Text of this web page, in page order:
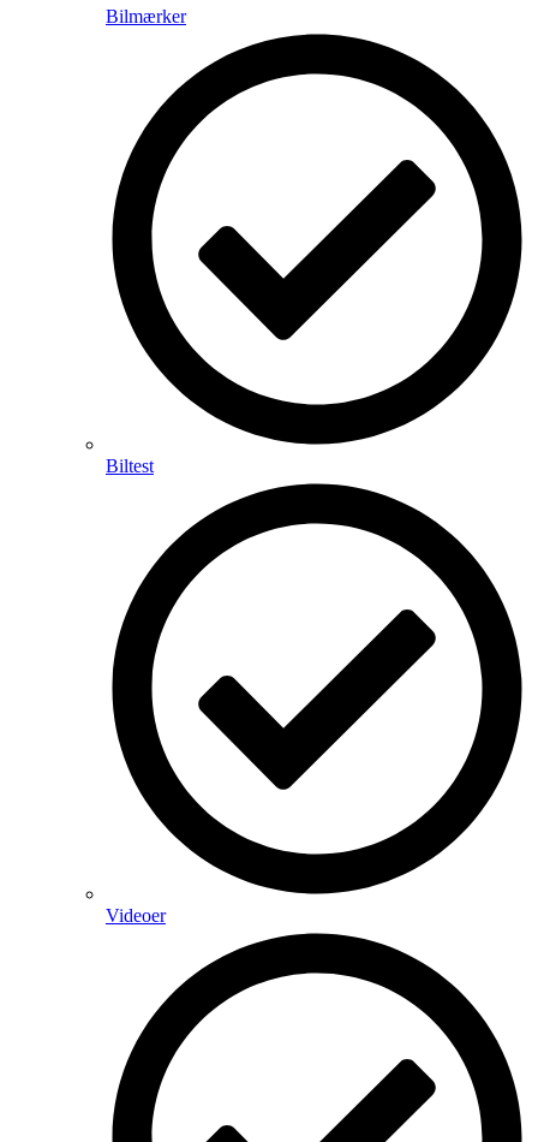
Bilmærker
Biltest
Videoer